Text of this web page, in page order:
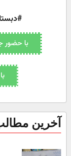
با حضور
آخرین